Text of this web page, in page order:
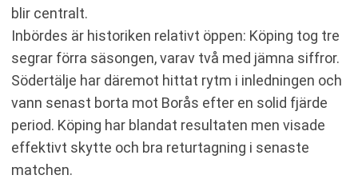
blir centralt.
Inbördes är historiken relativt öppen: Köping tog tre
segrar förra säsongen, varav två med jämna siffror.
Södertälje har däremot hittat rytm i inledningen och
vann senast borta mot Borås efter en solid fjärde
period. Köping har blandat resultaten men visade
effektivt skytte och bra returtagning i senaste
matchen.